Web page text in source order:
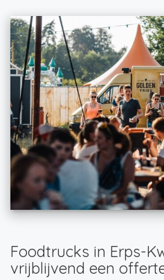
Foodtrucks in Erps-
vrijblijvend een